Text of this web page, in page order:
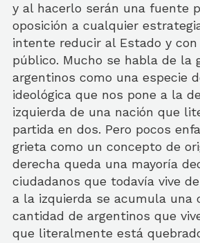
y al hacerlo serán una fuente
oposición a cualquier
intente reducir al Estado y
público. Mucho se habla de la
argentinos como una especie
ideológica que nos pone a la
izquierda de una nación que
partida en dos. Pero pocos
grieta como un concepto de
derecha queda una mayoría
ciudadanos que todavía vive
a la izquierda se acumula una
cantidad de argentinos que
que literalmente está